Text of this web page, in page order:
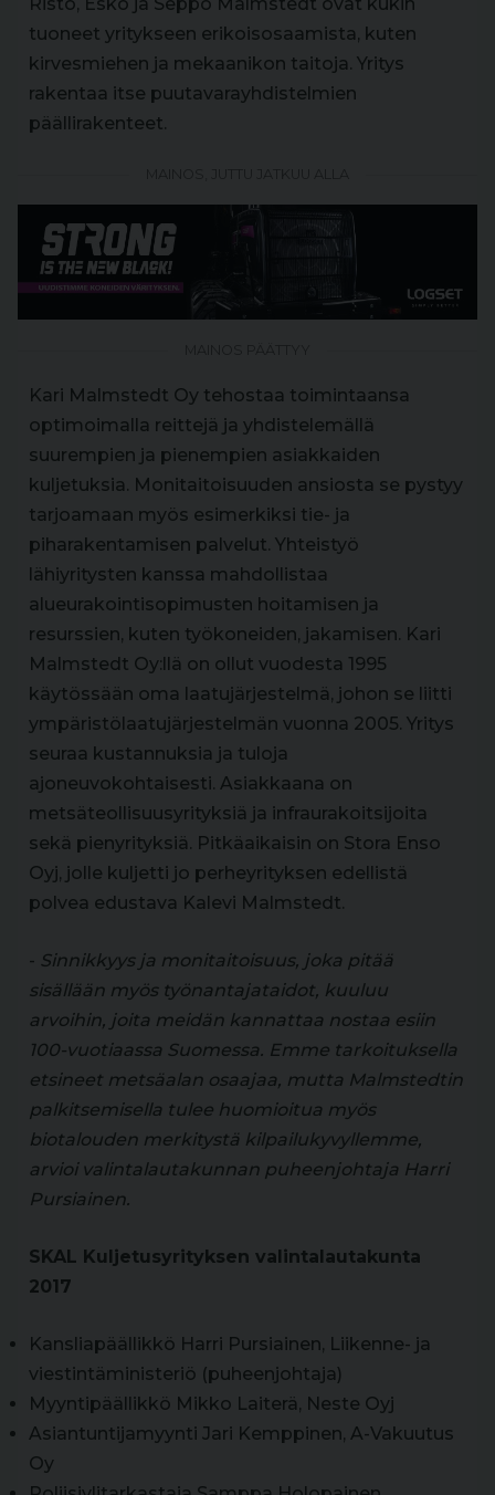
Risto, Esko ja Seppo Malmstedt ovat kukin
tuoneet yritykseen erikoisosaamista, kuten
kirvesmiehen ja mekaanikon taitoja. Yritys
rakentaa itse puutavarayhdistelmien
päällirakenteet.
Kari Malmstedt Oy tehostaa toimintaansa
optimoimalla reittejä ja yhdistelemällä
suurempien ja pienempien asiakkaiden
kuljetuksia. Monitaitoisuuden ansiosta se pystyy
tarjoamaan myös esimerkiksi tie- ja
piharakentamisen palvelut. Yhteistyö
lähiyritysten kanssa mahdollistaa
alueurakointisopimusten hoitamisen ja
resurssien, kuten työkoneiden, jakamisen. Kari
Malmstedt Oy:llä on ollut vuodesta 1995
käytössään oma laatujärjestelmä, johon se liitti
ympäristölaatujärjestelmän vuonna 2005. Yritys
seuraa kustannuksia ja tuloja
ajoneuvokohtaisesti. Asiakkaana on
metsäteollisuusyrityksiä ja infraurakoitsijoita
sekä pienyrityksiä. Pitkäaikaisin on Stora Enso
Oyj, jolle kuljetti jo perheyrityksen edellistä
polvea edustava Kalevi Malmstedt.
- Sinnikkyys ja monitaitoisuus, joka pitää
sisällään myös työnantajataidot, kuuluu
arvoihin, joita meidän kannattaa nostaa esiin
100-vuotiaassa Suomessa. Emme tarkoituksella
etsineet metsäalan osaajaa, mutta Malmstedtin
palkitsemisella tulee huomioitua myös
biotalouden merkitystä kilpailukyvyllemme,
arvioi valintalautakunnan puheenjohtaja Harri
Pursiainen.
SKAL Kuljetusyrityksen valintalautakunta
2017
Kansliapäällikkö Harri Pursiainen, Liikenne- ja
viestintäministeriö (puheenjohtaja)
Myyntipäällikkö Mikko Laiterä, Neste Oyj
Asiantuntijamyynti Jari Kemppinen, A-Vakuutus
Oy